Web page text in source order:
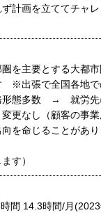
計画を立ててチャ
を主要とする大都
※出張で全国各地
形態多数 → 就労先
更なし（顧客の事
を命じることがあ
す）
間 14.3時間/月